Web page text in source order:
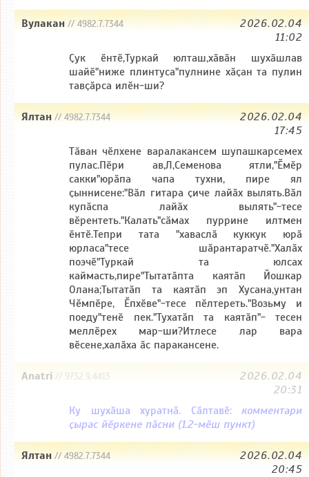
Вулакан// 4982.7.7344
2026.02.04
11:02
Ҫук ӗнтӗ,Туркай юлташ,хӑвӑн шухӑшлав
шайӗ"ниже плинтуса"пулнине хӑҫан та пулин
тавҫӑрса илӗн-ши?
Ялтан// 4982.7.7344
2026.02.04
17:45
Тӑван чӗлхене варалакансем шупашкарсемех
пулас.Пӗри ав,Л,Семенова ятли,"Ӗмӗр
сакки"юрӑпа чапа тухни, пире ял
ҫыннисене:"Вӑл гитара ҫиче лайӑх вылять.Вӑл
купӑспа лайӑх вылять"-тесе
вӗрентеть."Калать"сӑмах пуррине илтмен
ӗнтӗ.Тепри тата "хаваслӑ куккук юрӑ
юрласа"тесе шӑрантаратчӗ."Халӑх
поэчӗ"Туркай та юлсах
каймасть,пире"Тытатӑпта каятӑп Йошкар
Олана;Тытатӑп та каятӑп эп Хусана,унтан
Чӗмпӗре, Ӗпхӗве"-тесе пӗлтереть."Возьму и
поеду"тенӗ пек."Тухатӑп та каятӑп"- тесен
меллӗрех мар-ши?Итлесе лар вара
вӗсене,халӑха ӑс паракансене.
Anatri // 9732.9.4413
2026.02.04
20:31
Ку шухӑша хуратнӑ. Сӑлтавӗ: комментари
ҫырас йӗркене пӑсни (1.2-мӗш пункт)
Ялтан// 4982.7.7344
2026.02.04
20:45